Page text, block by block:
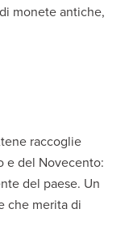
monete antiche,
raccoglie
e del Novecento:
del paese. Un
che merita di